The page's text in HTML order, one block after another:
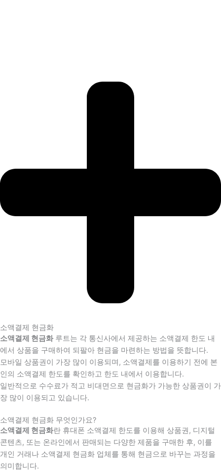
소액결제 현금화
소액결제 현금화루트는 각 통신사에서 제공하는 소액결제 한도 내
에서 상품을 구매하여 되팔아 현금을 마련하는 방법을 뜻합니다.
모바일 상품권이 가장 많이 이용되며, 소액결제를 이용하기 전에 본
인의 소액결제 한도를 확인하고 한도 내에서 이용합니다.
일반적으로 수수료가 적고 비대면으로 현금화가 가능한 상품권이 가
장 많이 이용되고 있습니다.
소액결제 현금화 무엇인가요?
소액결제 현금화란 휴대폰 소액결제 한도를 이용해 상품권, 디지털
콘텐츠, 또는 온라인에서 판매되는 다양한 제품을 구매한 후, 이를
개인 거래나 소액결제 현금화 업체를 통해 현금으로 바꾸는 과정을
의미합니다.